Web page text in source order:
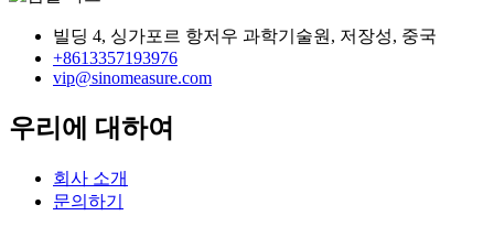
빌딩 4, 싱가포르 항저우 과학기술원, 저장성, 중국
+8613357193976
vip@sinomeasure.com
우리에 대하여
회사 소개
문의하기